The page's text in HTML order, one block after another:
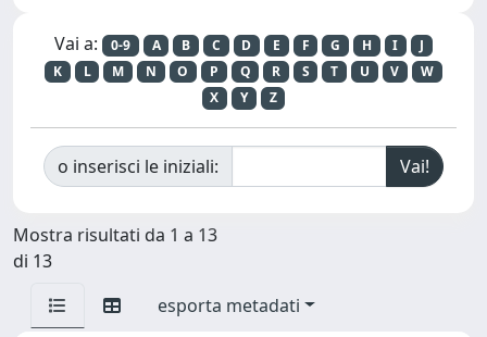
Vai a: 0-9 A B C D E F G H I
J
K
L M N O P Q R S T U V
W
X
Y Z
o inserisci le iniziali:
Mostra risultati da 1 a 13
di 13
esporta metadati